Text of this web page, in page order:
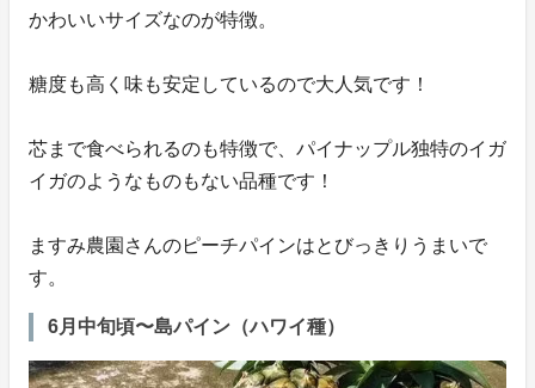
かわいいサイズなのが特徴。
糖度も高く味も安定しているので大人気です！
芯まで食べられるのも特徴で、パイナップル独特のイガ
イガのようなものもない品種です！
ますみ農園さんのピーチパインはとびっきりうまいで
す。
6月中旬頃〜島パイン（ハワイ種）